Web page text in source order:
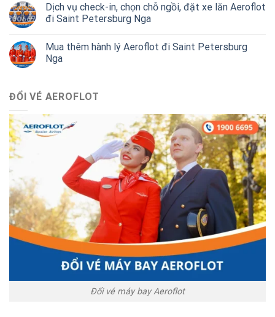
Dịch vụ check-in, chọn chỗ ngồi, đặt xe lăn Aeroflot
đi Saint Petersburg Nga
Mua thêm hành lý Aeroflot đi Saint Petersburg
Nga
ĐỔI VÉ AEROFLOT
Đổi vé máy bay Aeroflot